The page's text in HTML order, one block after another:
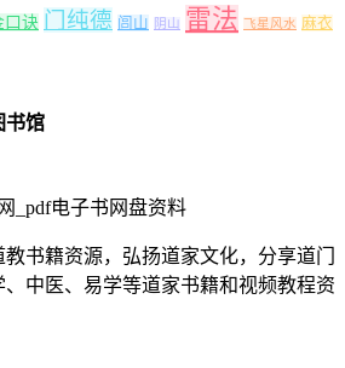
口诀 门纯德 闾山 阴山 雷法 飞星风水 麻衣
书馆
书籍资源，弘扬道家文化，分享道门
中医、易学等道家书籍和视频教程资